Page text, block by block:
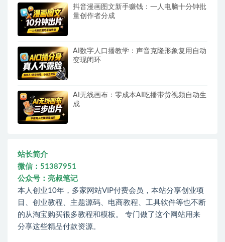
抖音漫画图文新手赚钱：一人电脑十分钟批
量创作者分成
AI数字人口播教学：声音克隆形象复用自动
变现闭环
AI无线画布：零成本AI吃播带货视频自动生
成
站长简介
微信：51387951
公众号：亮叔笔记
本人创业10年，多家网站VIP付费会员，本站分享创业项
目、创业教程、主题源码、电商教程、工具软件等也不断
的从淘宝购买很多教程和模板。 专门做了这个网站用来
分享这些精品付款资源。